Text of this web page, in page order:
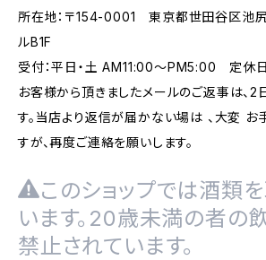
所在地：〒154-0001 東京都世田谷区池
ルB1F
受付：平日・土 AM11:00～PM5:00 定休
お客様から頂きましたメールのご返事は、2
す。当店より返信が届かない場は 、大変 お
すが、再度ご連絡を願いします。
このショップでは酒類
います。20歳未満の者の
禁止されています。